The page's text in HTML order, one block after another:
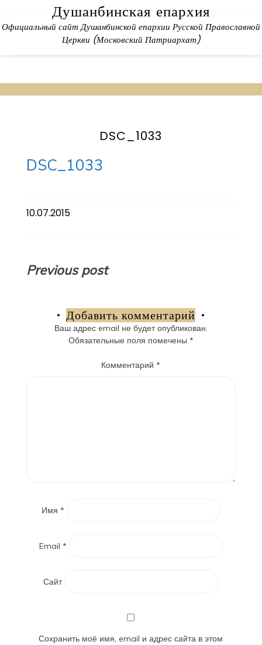
content
Душанбинская епархия
Официальный сайт Душанбинской епархии Русской Православной
Церкви (Московский Патриархат)
DSC_1033
DSC_1033
10.07.2015
Навигация
записям
Previous post
Добавить комментарий
Ваш адрес email не будет опубликован.
Обязательные поля помечены *
Комментарий*
Имя *
Email *
Сайт
Сохранить моё имя, email и адрес сайта в этом